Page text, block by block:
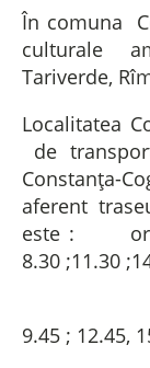
În comuna
culturale
Tariverde,
Localitatea
de
Constanța-
aferent
este : oră
8.30 ;11.30
oră
9.45 ; 12.45,